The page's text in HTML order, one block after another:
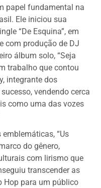
papel fundamental na
Ele iniciou sua
“De Esquina”, em
com produção de DJ
álbum solo, “Seja
trabalho que contou
integrante dos
vendendo cerca
como uma das vozes
“Us
do gênero,
com lirismo que
transcender as
Hop para um público